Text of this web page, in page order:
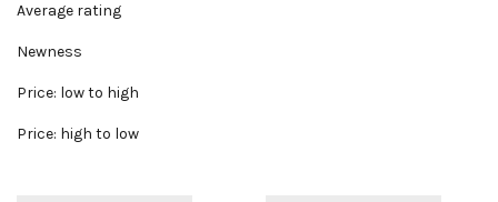
Average rating
Newness
Price: low to high
Price: high to low